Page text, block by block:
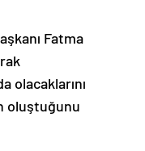
oluştuğunu